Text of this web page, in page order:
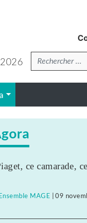
Recherche
ce camarade,
Ensemble MAGE |09